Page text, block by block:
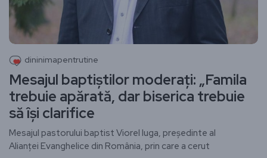
dininimapentrutine
Mesajul baptiştilor moderaţi: „Famila
trebuie apărată, dar biserica trebuie
să îşi clarifice
Mesajul pastorului baptist Viorel Iuga, preşedinte al
Alianţei Evanghelice din România, prin care a cerut